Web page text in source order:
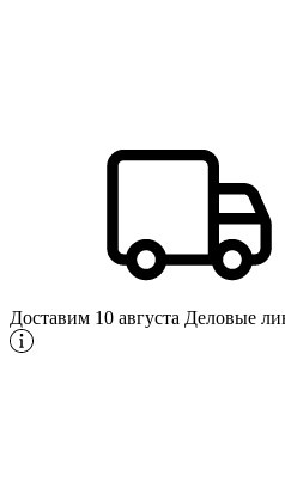
Доставим 10 августа Деловые